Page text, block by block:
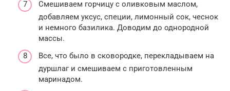
Смешиваем горчицу с оливковым маслом,
добавляем уксус, специи, лимонный сок, чеснок
и немного базилика. Доводим до однородной
массы.
Все, что было в сковородке, перекладываем на
дуршлаг и смешиваем с приготовленным
маринадом.